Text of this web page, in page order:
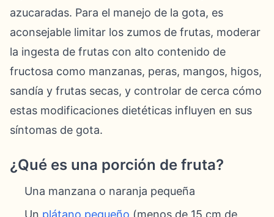
azucaradas. Para el manejo de la gota, es
aconsejable limitar los zumos de frutas, moderar
la ingesta de frutas con alto contenido de
fructosa como manzanas, peras, mangos, higos,
sandía y frutas secas, y controlar de cerca cómo
estas modificaciones dietéticas influyen en sus
síntomas de gota.
¿Qué es una porción de fruta?
Una manzana o naranja pequeña
Un plátano pequeño (menos de 15 cm de